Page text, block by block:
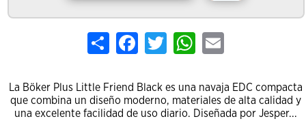
Share FacebookTwitter WhatsApp
La Böker Plus Little Friend Black es una navaja EDC compacta
que combina un diseño moderno, materiales de alta calidad y
una excelente facilidad de uso diario. Diseñada por Jesper...